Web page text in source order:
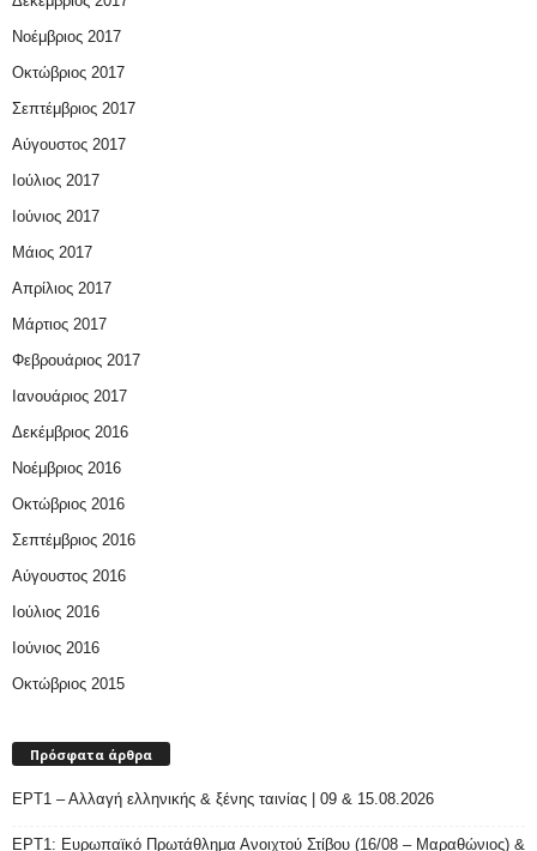
Νοέμβριος 2017
Οκτώβριος 2017
Σεπτέμβριος 2017
Αύγουστος 2017
Ιούλιος 2017
Ιούνιος 2017
Μάιος 2017
Απρίλιος 2017
Μάρτιος 2017
Φεβρουάριος 2017
Ιανουάριος 2017
Δεκέμβριος 2016
Νοέμβριος 2016
Οκτώβριος 2016
Σεπτέμβριος 2016
Αύγουστος 2016
Ιούλιος 2016
Ιούνιος 2016
Οκτώβριος 2015
Πρόσφατα άρθρα
ΕΡΤ1 – Αλλαγή ελληνικής & ξένης ταινίας | 09 & 15.08.2026
ΕΡΤ1: Ευρωπαϊκό Πρωτάθλημα Ανοιχτού Στίβου (16/08 – Μαραθώνιος) &